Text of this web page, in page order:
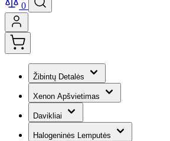
0
Žibintų Detalės
Xenon Apšvietimas
Davikliai
Halogeninės Lemputės